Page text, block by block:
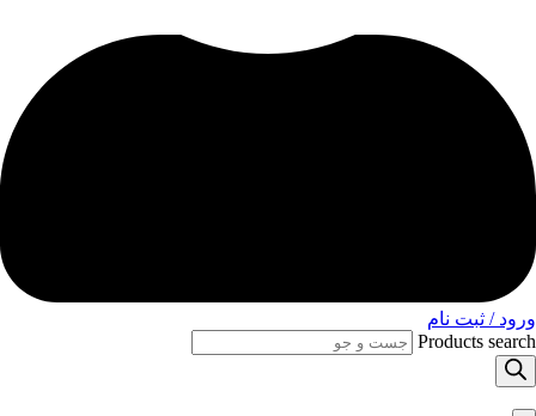
ورود / ثبت نام
Products search